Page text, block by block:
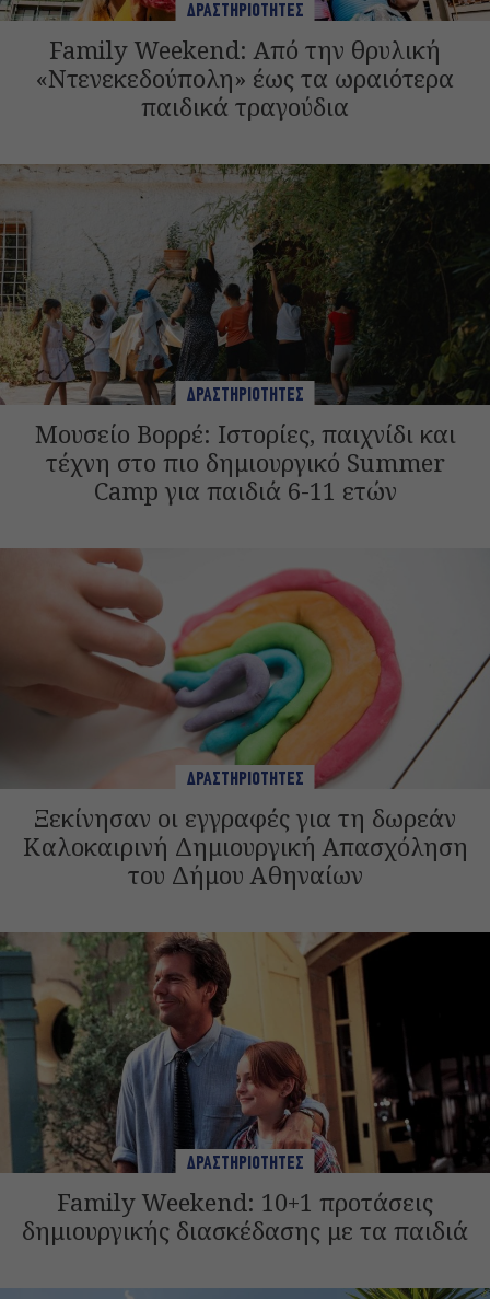
ΔΡΑΣΤΗΡΙΟΤΗΤΕΣ
Family Weekend: Από την θρυλική
«Ντενεκεδούπολη» έως τα ωραιότερα
παιδικά τραγούδια
ΔΡΑΣΤΗΡΙΟΤΗΤΕΣ
Μουσείο Βορρέ: Ιστορίες, παιχνίδι και
τέχνη στο πιο δημιουργικό Summer
Camp για παιδιά 6-11 ετών
ΔΡΑΣΤΗΡΙΟΤΗΤΕΣ
Ξεκίνησαν οι εγγραφές για τη δωρεάν
Καλοκαιρινή Δημιουργική Απασχόληση
του Δήμου Αθηναίων
ΔΡΑΣΤΗΡΙΟΤΗΤΕΣ
Family Weekend: 10+1 προτάσεις
δημιουργικής διασκέδασης με τα παιδιά